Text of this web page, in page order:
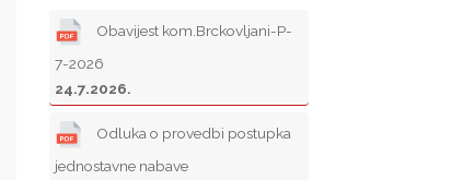
Obavijest kom.Brckovljani-P-
7-2026
24.7.2026.
Odluka o provedbi postupka
jednostavne nabave